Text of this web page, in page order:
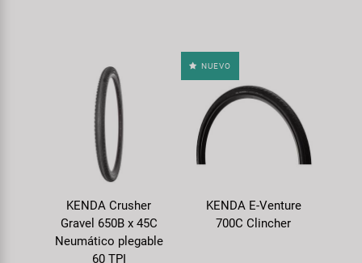
KENDA Crusher
Gravel 650B x 45C
Neumático plegable
60 TPI
NUEVO
KENDA E-Venture
700C Clincher